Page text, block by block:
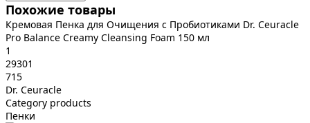
Похожие товары
Кремовая Пенка для Очищения с Пробиотиками Dr. Ceuracle
Pro Balance Creamy Cleansing Foam 150 мл
1
29301
715
Dr. Ceuracle
Category products
Пенки